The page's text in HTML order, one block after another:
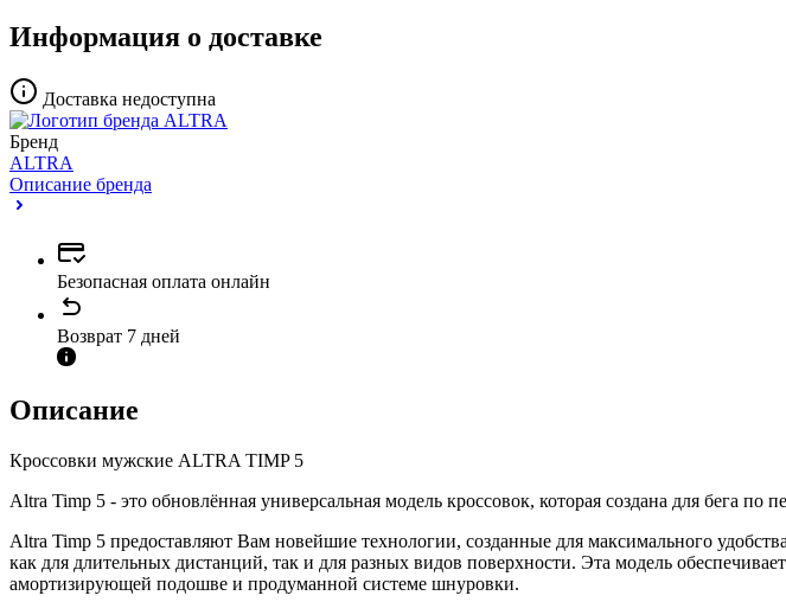
Информация о доставке
Доставка недоступна
Бренд
ALTRA
Описание бренда
Безопасная оплата онлайн
Возврат 7 дней
Описание
Кроссовки мужские ALTRA TIMP 5
Altra Timp 5 - это обновлённая универсальная модель кроссовок, которая создана для бега по
Altra Timp 5 предоставляют Вам новейшие технологии, созданные для максимального
как для длительных дистанций, так и для разных видов поверхности. Эта модель
амортизирующей подошве и продуманной системе шнуровки.